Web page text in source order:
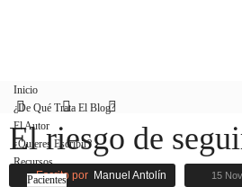
Inicio
¿De Qué Trata El Blog?
El Autor
¿Quieres Escribir?
Recursos
Pacientes
El riesgo de
Escrito por Manuel Antolín 15